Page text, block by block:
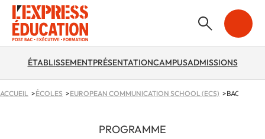
ÉTABLISSEMENTPRÉSENTATIONCAMPUSADMISSIONS
ACCUEIL ÉCOLES EUROPEAN COMMUNICATION SCHOOL (ECS)
PROGRAMME